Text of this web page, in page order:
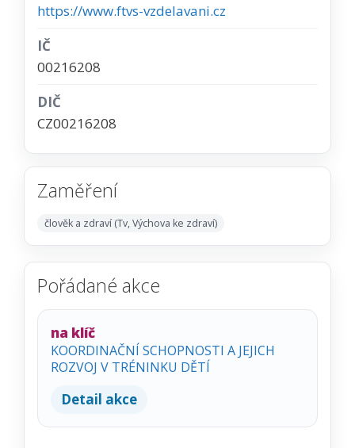
https://www.ftvs-vzdelavani.cz
IČ
00216208
DIČ
CZ00216208
Zaměření
člověk a zdraví (Tv, Výchova ke zdraví)
Pořádané akce
na klíč
KOORDINAČNÍ SCHOPNOSTI A JEJICH
ROZVOJ V TRÉNINKU DĚTÍ
Detail akce